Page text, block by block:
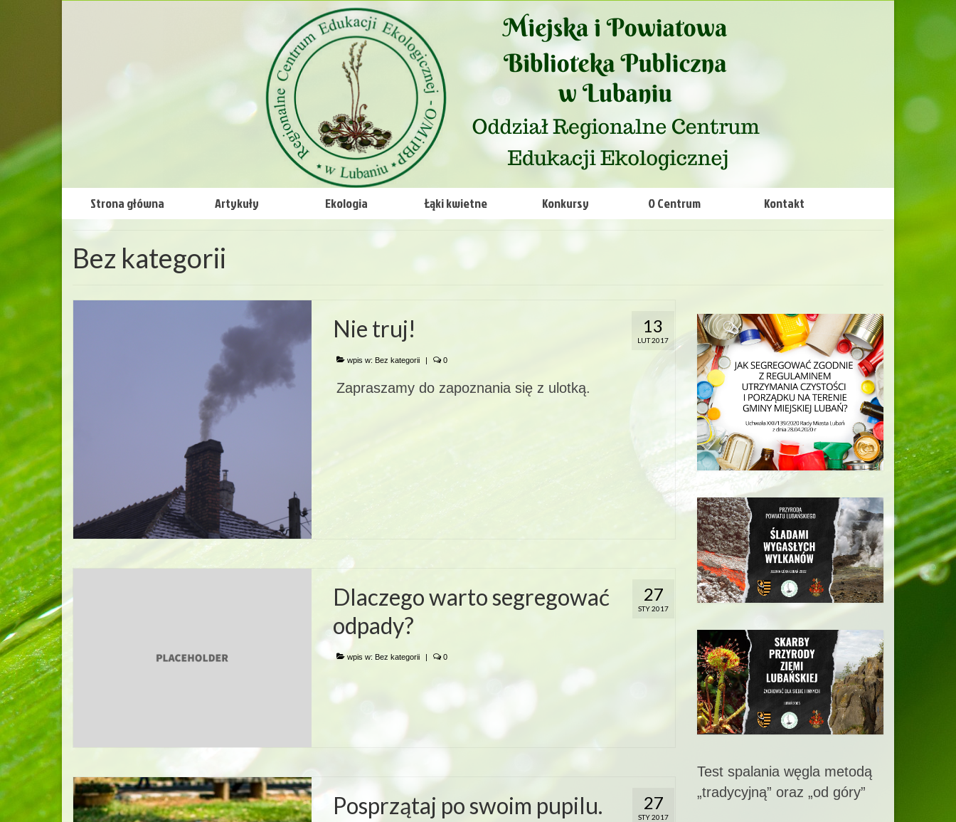
Strona główna Artykuły Ekologia Łąki kwietne Konkursy O Centrum Kontakt
Bez kategorii
13
LUT 2017
Nie truj!
wpis w: Bez kategorii | 0
Zapraszamy do zapoznania się z ulotką.
27
STY 2017
Dlaczego warto segregować
odpady?
wpis w: Bez kategorii | 0
27
STY 2017
Posprzątaj po swoim pupilu.
Test spalania węgla metodą
„tradycyjną” oraz „od góry”